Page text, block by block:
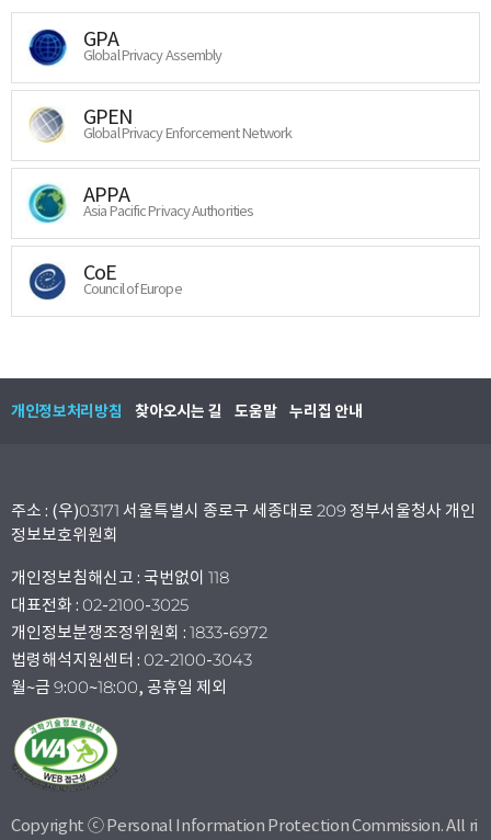
GPA
Global Privacy Assembly
GPEN
Global Privacy Enforcement Network
APPA
Asia Pacific Privacy Authorities
CoE
Council of Europe
개인정보처리방침 찾아오시는 길 도움말 누리집 안내
주소 : (우)03171 서울특별시 종로구 세종대로 209 정부서울청사 개인
정보보호위원회
개인정보침해신고 : 국번없이 118
대표전화 : 02-2100-3025
개인정보분쟁조정위원회 : 1833-6972
법령해석지원센터 : 02-2100-3043
월~금 9:00~18:00, 공휴일 제외
Copyright ⓒ Personal Information Protection Commission. All ri